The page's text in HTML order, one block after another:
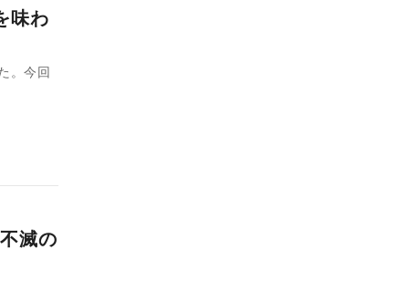
味わ
。今回
滅の